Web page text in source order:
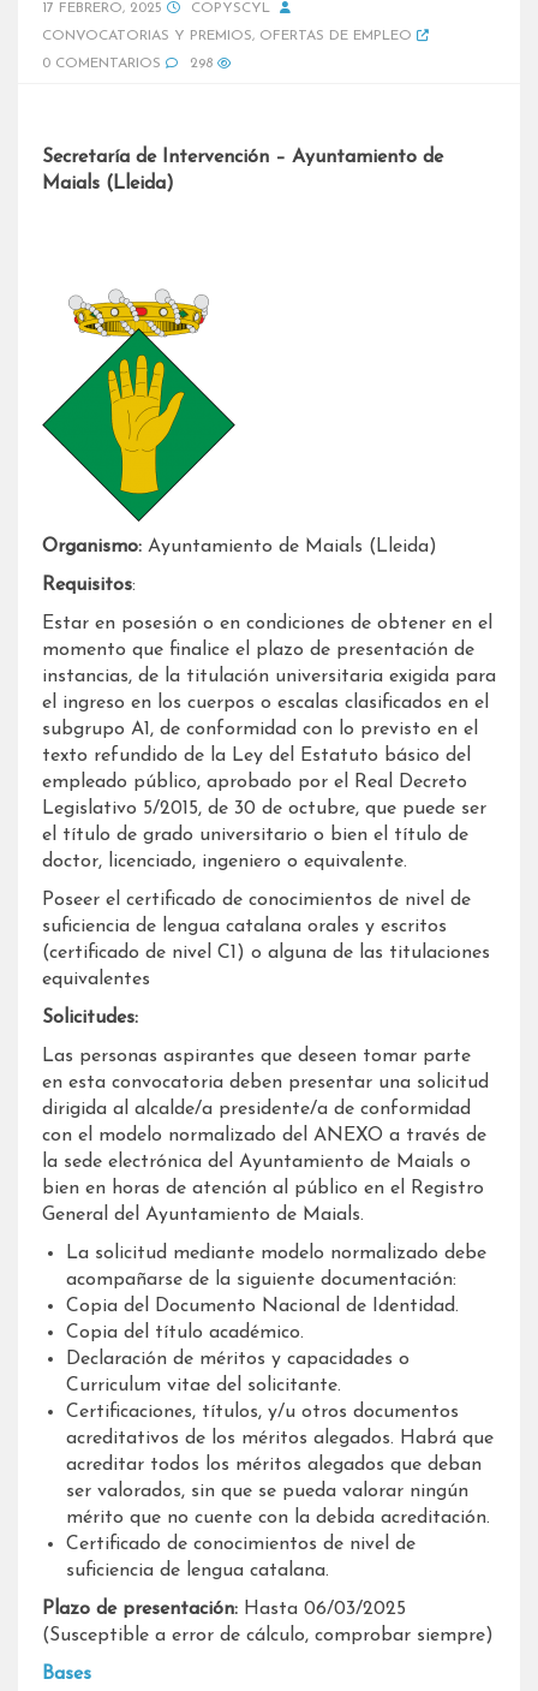
17 FEBRERO, 2025
COPYSCYL
CONVOCATORIAS Y PREMIOS, OFERTAS DE EMPLEO
0 COMENTARIOS
298
Secretaría de Intervención – Ayuntamiento de
Maials (Lleida)
Organismo: Ayuntamiento de Maials (Lleida)
Requisitos:
Estar en posesión o en condiciones de obtener en el
momento que finalice el plazo de presentación de
instancias, de la titulación universitaria exigida para
el ingreso en los cuerpos o escalas clasificados en el
subgrupo A1, de conformidad con lo previsto en el
texto refundido de la Ley del Estatuto básico del
empleado público, aprobado por el Real Decreto
Legislativo 5/2015, de 30 de octubre, que puede ser
el título de grado universitario o bien el título de
doctor, licenciado, ingeniero o equivalente.
Poseer el certificado de conocimientos de nivel de
suficiencia de lengua catalana orales y escritos
(certificado de nivel C1) o alguna de las titulaciones
equivalentes
Solicitudes:
Las personas aspirantes que deseen tomar parte
en esta convocatoria deben presentar una solicitud
dirigida al alcalde/a presidente/a de conformidad
con el modelo normalizado del ANEXO a través de
la sede electrónica del Ayuntamiento de Maials o
bien en horas de atención al público en el Registro
General del Ayuntamiento de Maials.
La solicitud mediante modelo normalizado debe
acompañarse de la siguiente documentación:
Copia del Documento Nacional de Identidad.
Copia del título académico.
Declaración de méritos y capacidades o
Curriculum vitae del solicitante.
Certificaciones, títulos, y/u otros documentos
acreditativos de los méritos alegados. Habrá que
acreditar todos los méritos alegados que deban
ser valorados, sin que se pueda valorar ningún
mérito que no cuente con la debida acreditación.
Certificado de conocimientos de nivel de
suficiencia de lengua catalana.
Plazo de presentación: Hasta 06/03/2025
(Susceptible a error de cálculo, comprobar siempre)
Bases